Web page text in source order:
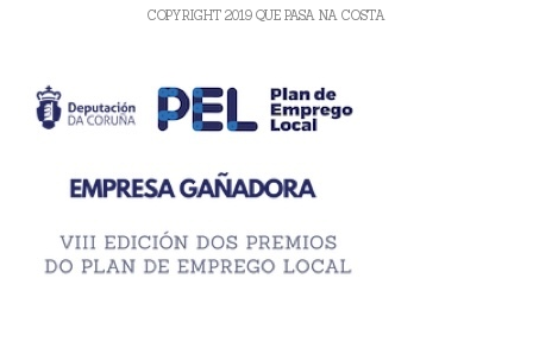
COPYRIGHT 2019 QUE PASA NA COSTA